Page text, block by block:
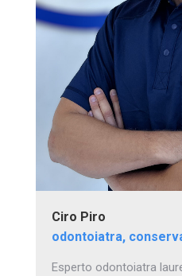
Ciro Piro
odontoiatra,
Esperto odontoiatra